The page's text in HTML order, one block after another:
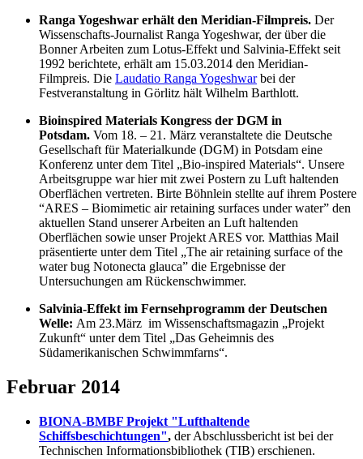
Ranga Yogeshwar erhält den Meridian-Filmpreis. Der
Wissenschafts-Journalist Ranga Yogeshwar, der über die
Bonner Arbeiten zum Lotus-Effekt und Salvinia-Effekt seit
1992 berichtete, erhält am 15.03.2014 den Meridian-
Filmpreis. Die Laudatio Ranga Yogeshwarbei der
Festveranstaltung in Görlitz hält Wilhelm Barthlott.
Bioinspired Materials Kongress der DGM in
Potsdam. Vom 18. – 21. März veranstaltete die Deutsche
Gesellschaft für Materialkunde (DGM) in Potsdam eine
Konferenz unter dem Titel „Bio-inspired Materials“. Unsere
Arbeitsgruppe war hier mit zwei Postern zu Luft haltenden
Oberflächen vertreten. Birte Böhnlein stellte auf ihrem Postere
“ARES – Biomimetic air retaining surfaces under water” den
aktuellen Stand unserer Arbeiten an Luft haltenden
Oberflächen sowie unser Projekt ARES vor. Matthias Mail
präsentierte unter dem Titel „The air retaining surface of the
water bug Notonecta glauca” die Ergebnisse der
Untersuchungen am Rückenschwimmer.
Salvinia-Effekt im Fernsehprogramm der Deutschen
Welle: Am 23.März im Wissenschaftsmagazin „Projekt
Zukunft“ unter dem Titel „Das Geheimnis des
Südamerikanischen Schwimmfarns“.
Februar 2014
BIONA-BMBF Projekt "Lufthaltende
Schiffsbeschichtungen", der Abschlussbericht ist bei der
Technischen Informationsbibliothek (TIB) erschienen.